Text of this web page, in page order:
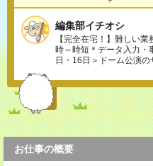
編集部イチオシ
【完全在宅！】難しい
時～時短＊データ入力・
日・16日＞ドーム公演
お仕事の概要